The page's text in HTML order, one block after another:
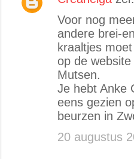
Voor nog
andere brei-
kraaltjes
op de
Mutsen.
Je hebt Anke
eens gezien
beurzen in
20 augustus